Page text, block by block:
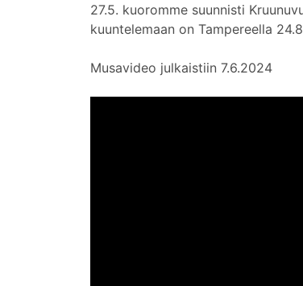
27.5. kuoromme suunnisti
kuuntelemaan on Tampereella
Musavideo julkaistiin 7.6.2024